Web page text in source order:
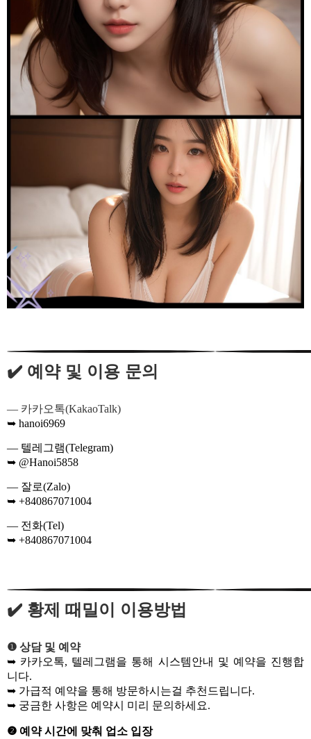
✔️ 예약 및 이용 문의
— 카카오톡(KakaoTalk)
➥ hanoi6969
— 텔레그램(Telegram)
➥ @Hanoi5858
— 잘로(Zalo)
➥ +840867071004
— 전화(Tel)
➥ +840867071004
✔️ 황제 때밀이 이용방법
❶ 상담 및 예약
➥ 카카오톡, 텔레그램을 통해 시스템안내 및 예약을 진행합
니다.
➥ 가급적 예약을 통해 방문하시는걸 추천드립니다.
➥ 궁금한 사항은 예약시 미리 문의하세요.
❷ 예약 시간에 맞춰 업소 입장